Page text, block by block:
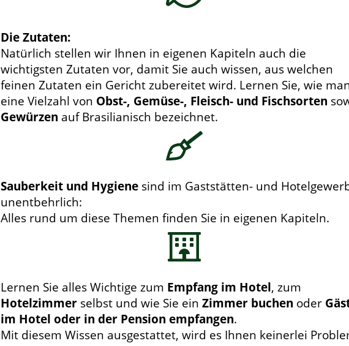
Die Zutaten:
Natürlich stellen wir Ihnen in eigenen Kapiteln auch die
wichtigsten Zutaten vor, damit Sie auch wissen, aus welchen
feinen Zutaten ein Gericht zubereitet wird. Lernen Sie, wie
eine Vielzahl von Obst-, Gemüse-, Fleisch- und Fischsorten
Gewürzen auf Brasilianisch bezeichnet.
Sauberkeit und Hygiene sind im Gaststätten- und
unentbehrlich:
Alles rund um diese Themen finden Sie in eigenen Kapiteln.
Lernen Sie alles Wichtige zum Empfang im Hotel, zum
Hotelzimmer selbst und wie Sie ein Zimmer buchen oder
im Hotel oder in der Pension empfangen.
Mit diesem Wissen ausgestattet, wird es Ihnen keinerlei